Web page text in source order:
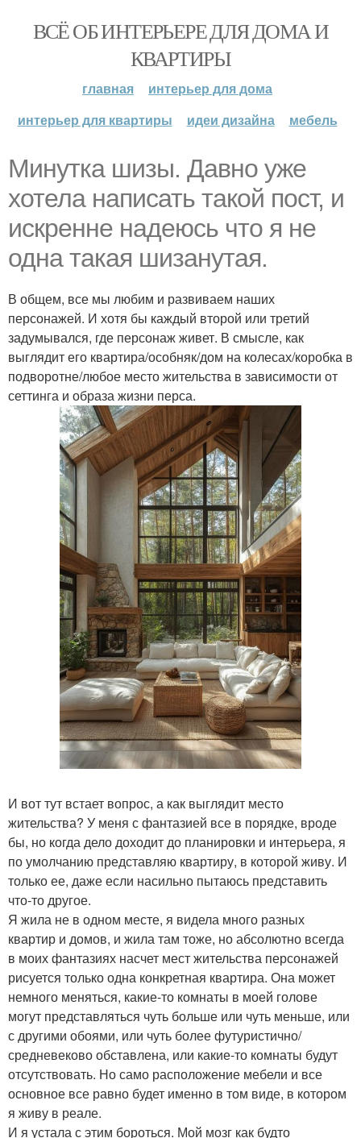
ВСЁ ОБ ИНТЕРЬЕРЕ ДЛЯ ДОМА И
КВАРТИРЫ
главная
интерьер для дома
интерьер для квартиры
идеи дизайна мебель
Минутка шизы. Давно уже
хотела написать такой пост, и
искренне надеюсь что я не
одна такая шизанутая.
В общем, все мы любим и развиваем наших
персонажей. И хотя бы каждый второй или третий
задумывался, где персонаж живет. В смысле, как
выглядит его квартира/особняк/дом на колесах/коробка в
подворотне/любое место жительства в зависимости от
сеттинга и образа жизни перса.
И вот тут встает вопрос, а как выглядит место
жительства? У меня с фантазией все в порядке, вроде
бы, но когда дело доходит до планировки и интерьера, я
по умолчанию представляю квартиру, в которой живу. И
только ее, даже если насильно пытаюсь представить
что-то другое.
Я жила не в одном месте, я видела много разных
квартир и домов, и жила там тоже, но абсолютно всегда
в моих фантазиях насчет мест жительства персонажей
рисуется только одна конкретная квартира. Она может
немного меняться, какие-то комнаты в моей голове
могут представляться чуть больше или чуть меньше, или
с другими обоями, или чуть более футуристично/
средневеково обставлена, или какие-то комнаты будут
отсутствовать. Но само расположение мебели и все
основное все равно будет именно в том виде, в котором
я живу в реале.
И я устала с этим бороться. Мой мозг как будто